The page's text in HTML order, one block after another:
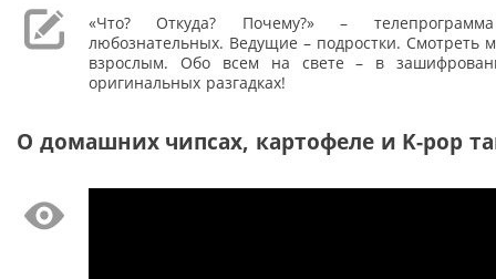
«Что? Откуда? Почему?» –
любознательных. Ведущие – подростки. Смотреть
взрослым. Обо всем на свете – в
оригинальных разгадках!
О домашних чипсах, картофеле и K-pop